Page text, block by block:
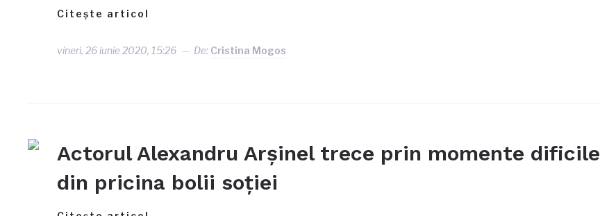
Citește articol
vineri, 26 iunie 2020, 15:26 De: Cristina Mogos
Actorul Alexandru Arșinel trece prin momente dificile
din pricina bolii soției